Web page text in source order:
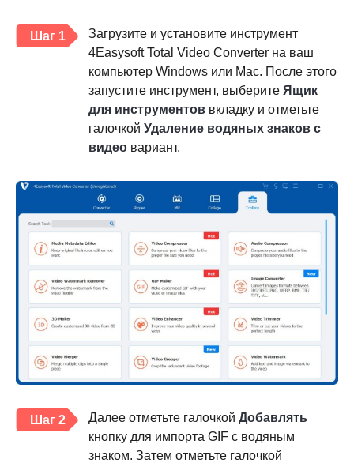
Шаг 1
Загрузите и установите инструмент
4Easysoft Total Video Converter на ваш
компьютер Windows или Mac. После этого
запустите инструмент, выберите Ящик
для инструментов вкладку и отметьте
галочкой Удаление водяных знаков с
видео вариант.
Шаг 2 Далее отметьте галочкой Добавлять
кнопку для импорта GIF с водяным
знаком. Затем отметьте галочкой